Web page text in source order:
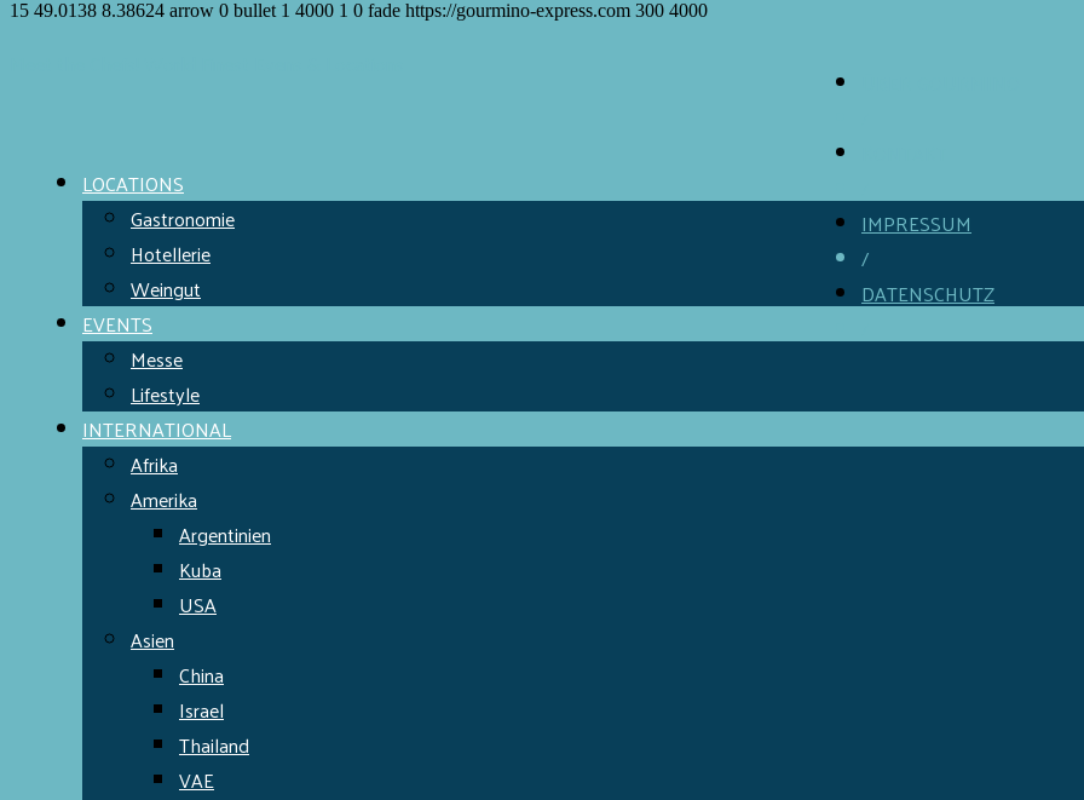
15 49.0138 8.38624 arrow 0 bullet 1 4000 1 0 fade https://gourmino-express.com 300 4000
IMPRESSUM
/
DATENSCHUTZ
LOCATIONS
Gastronomie
Hotellerie
Weingut
EVENTS
Messe
Lifestyle
INTERNATIONAL
Afrika
Amerika
Argentinien
Kuba
USA
Asien
China
Israel
Thailand
VAE